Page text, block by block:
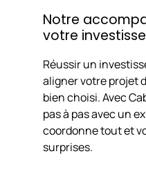
Notre
votre
Réussir un
aligner votre projet
bien choisi. Avec
pas à pas avec un
coordonne tout et
surprises.